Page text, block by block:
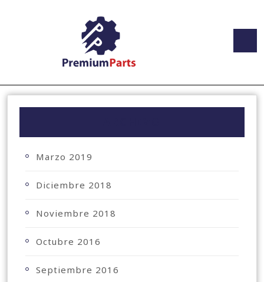
Marzo 2019
Diciembre 2018
Noviembre 2018
Octubre 2016
Septiembre 2016